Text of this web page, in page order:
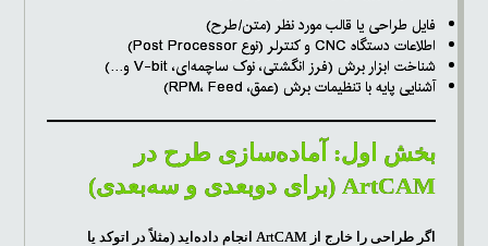
فایل طراحی یا قالب مورد نظر (متن/طرح)
اطلاعات دستگاه CNC و کنترلر (نوع Post Processor)
شناخت ابزار برش (فرز انگشتی، نوک ساچمه‌ای، V-bit و…)
آشنایی پایه با تنظیمات برش (عمق، RPM، Feed)
بخش اول: آماده‌سازی طرح در
ArtCAM (برای دوبعدی و سه‌بعدی)
اگر طراحی را خارج از ArtCAM انجام داده‌اید (مثلاً در اتوکد یا